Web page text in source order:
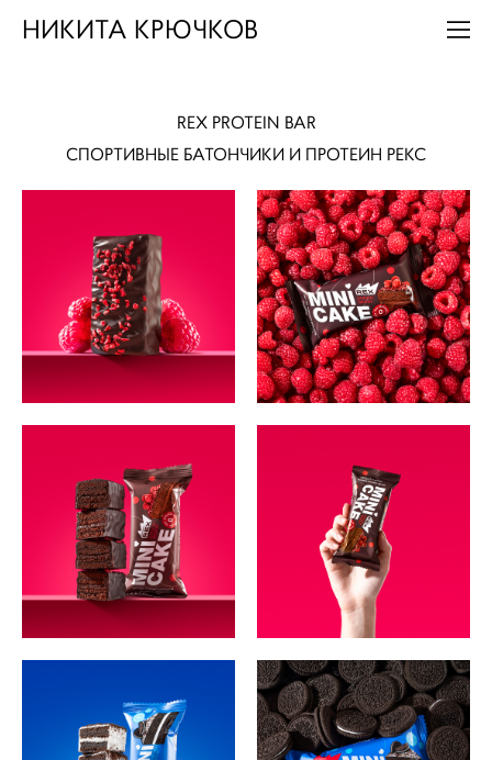
НИКИТА КРЮЧКОВ
REX PROTEIN BAR
СПОРТИВНЫЕ БАТОНЧИКИ И ПРОТЕИН РЕКС